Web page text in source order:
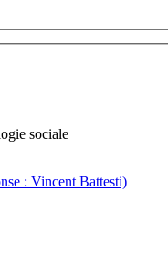
sociale
: Vincent Battesti)